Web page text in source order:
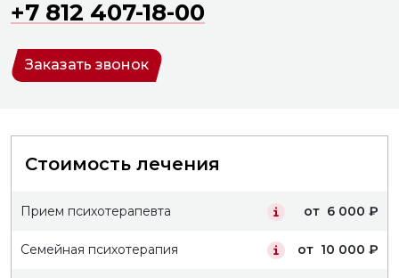
19:00
20:00
+7 812 407-18-00
Заказать звонок
Стоимость лечения
Прием психотерапевта от 6 000 ₽
Семейная психотерапия от 10 000 ₽